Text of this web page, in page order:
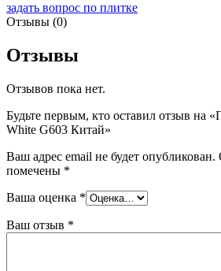
задать вопрос по плитке
Отзывы (0)
Отзывы
Отзывов пока нет.
Будьте первым, кто оставил отзыв на
White G603 Китай»
Ваш адрес email не будет опубликован.
помечены *
Ваша оценка *
Ваш отзыв *